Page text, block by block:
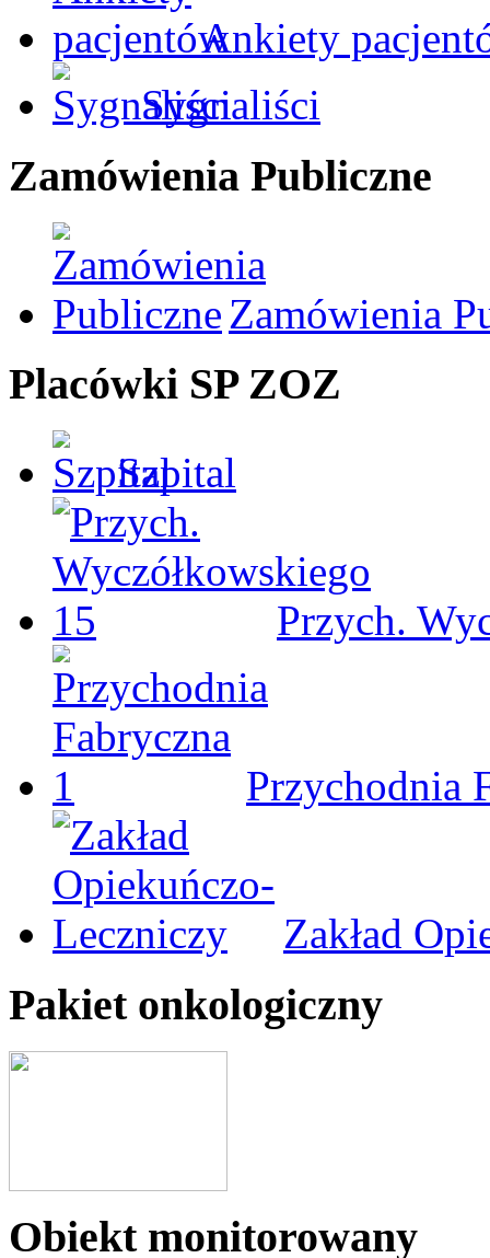
Ankiety
Sygnaliści
Zamówienia Publiczne
Zamówienia
Placówki SP ZOZ
Szpital
Przych.
Przychodnia
Zakład
Pakiet onkologiczny
Obiekt monitorowany